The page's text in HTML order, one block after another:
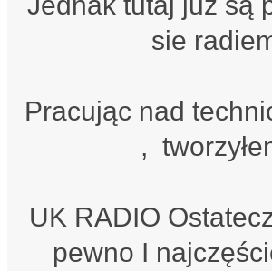
sie
Pracując nad
,
UK RADIO
pewno I